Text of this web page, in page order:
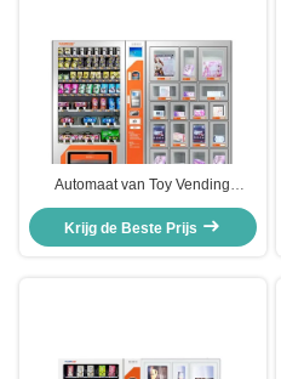
Automaat van Toy Vending
Machine Combo Toys van het
condoomgeslacht de Volwassen
Krijg de Beste Prijs